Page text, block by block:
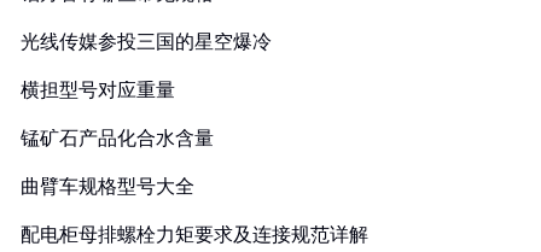
光线传媒参投三国的星空爆冷
横担型号对应重量
锰矿石产品化合水含量
曲臂车规格型号大全
配电柜母排螺栓力矩要求及连接规范详解